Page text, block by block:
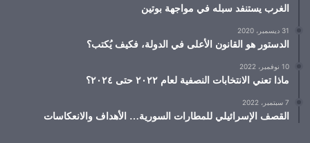
الغرب يستنفد سبله في مواجهة بوتين
31 ديسمبر، 2020
الدستور هو القانون الأعلى في الدولة، فكيف يُكتب؟
10 نوفمبر، 2022
ماذا تعني الانتخابات النصفية لعام ٢٠٢٢ حتى ٢٠٢٤؟
7 سبتمبر، 2022
القصف الإسرائيلي للمطارات السورية… الأهداف والانعكاسات